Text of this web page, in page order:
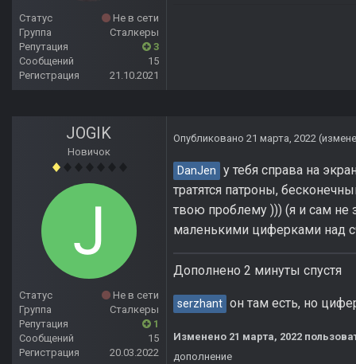
Статус
Не в сети
Группа
Сталкеры
Репутация
3
Сообщений
15
Регистрация
21.10.2021
JOGIK
Новичок
Статус
Не в сети
Группа
Сталкеры
Репутация
1
Сообщений
15
Регистрация
20.03.2022
Опубликовано 21 марта, 2022
DanJen у тебя справа на
тратятся патроны,
твою проблему ))) (я и сам не
маленькими циферками над
Дополнено 2 минуты спустя
serzhant он там есть, но
Изменено 21 марта, 2022
дополнение